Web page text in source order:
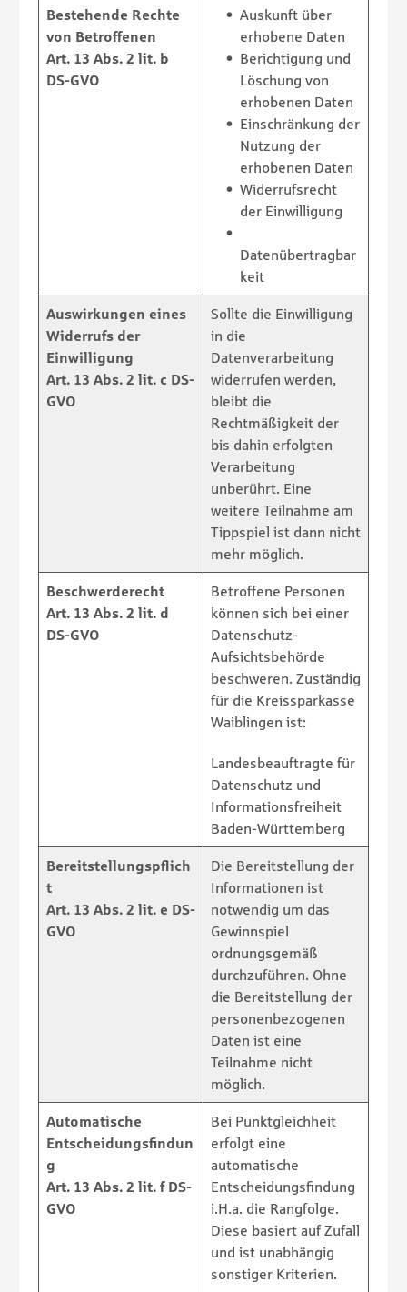
Bestehende Rechte
von Betroffenen
Art. 13 Abs. 2 lit. b
DS-GVO
Auskunft über
erhobene Daten
Berichtigung und
Löschung von
erhobenen Daten
Einschränkung der
Nutzung der
erhobenen Daten
Widerrufsrecht
der Einwilligung
Datenübertragbar
keit
Auswirkungen eines
Widerrufs der
Einwilligung
Art. 13 Abs. 2 lit. c DS-
GVO
Sollte die Einwilligung
in die
Datenverarbeitung
widerrufen werden,
bleibt die
Rechtmäßigkeit der
bis dahin erfolgten
Verarbeitung
unberührt. Eine
weitere Teilnahme am
Tippspiel ist dann nicht
mehr möglich.
Beschwerderecht
Art. 13 Abs. 2 lit. d
DS-GVO
Betroffene Personen
können sich bei einer
Datenschutz-
Aufsichtsbehörde
beschweren. Zuständig
für die Kreissparkasse
Waiblingen ist:
Landesbeauftragte für
Datenschutz und
Informationsfreiheit
Baden-Württemberg
Bereitstellungspflich
t
Art. 13 Abs. 2 lit. e DS-
GVO
Die Bereitstellung der
Informationen ist
notwendig um das
Gewinnspiel
ordnungsgemäß
durchzuführen. Ohne
die Bereitstellung der
personenbezogenen
Daten ist eine
Teilnahme nicht
möglich.
Automatische
Entscheidungsfindun
g
Art. 13 Abs. 2 lit. f DS-
GVO
Bei Punktgleichheit
erfolgt eine
automatische
Entscheidungsfindung
i.H.a. die Rangfolge.
Diese basiert auf Zufall
und ist unabhängig
sonstiger Kriterien.